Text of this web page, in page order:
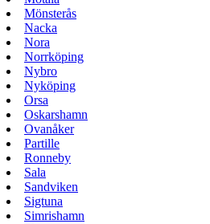
Mönsterås
Nacka
Nora
Norrköping
Nybro
Nyköping
Orsa
Oskarshamn
Ovanåker
Partille
Ronneby
Sala
Sandviken
Sigtuna
Simrishamn